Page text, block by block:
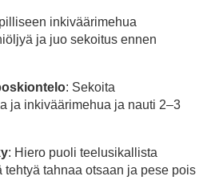
inkiväärimehua
ja juo sekoitus ennen
: Sekoita
ja inkiväärimehua ja nauti 2–3
: Hiero puoli teelusikallista
tehtyä tahnaa otsaan ja pese pois